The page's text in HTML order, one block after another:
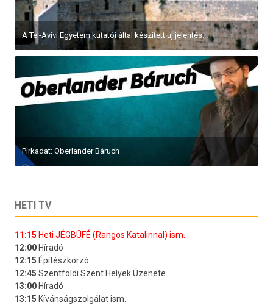
A Tel-Avivi Egyetem kutatói által készített új jelentés...
Pirkadat: Oberlander Báruch
HETI TV